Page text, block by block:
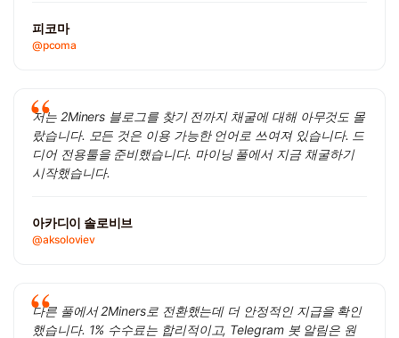
피코마
@pcoma
저는 2Miners 블로그를 찾기 전까지 채굴에 대해 아무것도 몰
랐습니다. 모든 것은 이용 가능한 언어로 쓰여져 있습니다. 드
디어 전용툴을 준비했습니다. 마이닝 풀에서 지금 채굴하기
시작했습니다.
아카디이 솔로비브
@aksoloviev
다른 풀에서 2Miners로 전환했는데 더 안정적인 지급을 확인
했습니다. 1% 수수료는 합리적이고, Telegram 봇 알림은 원